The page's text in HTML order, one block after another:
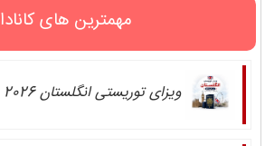
مهمترین های کانادا
ویزای توریستی انگلستان 2026